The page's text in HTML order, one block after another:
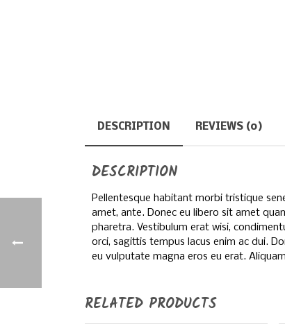
DESCRIPTION REVIEWS (0)
DESCRIPTION
Pellentesque habitant morbi tristique
amet, ante. Donec eu libero sit amet
pharetra. Vestibulum erat wisi,
orci, sagittis tempus lacus enim ac dui.
eu vulputate magna eros eu erat.
RELATED PRODUCTS